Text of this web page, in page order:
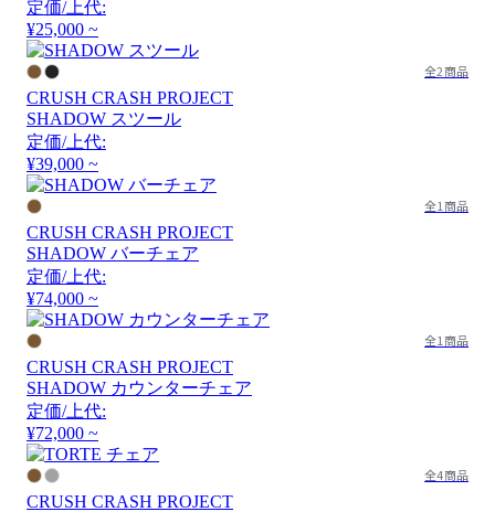
定価/上代:
¥25,000 ~
全2商品
CRUSH CRASH PROJECT
SHADOW スツール
定価/上代:
¥39,000 ~
全1商品
CRUSH CRASH PROJECT
SHADOW バーチェア
定価/上代:
¥74,000 ~
全1商品
CRUSH CRASH PROJECT
SHADOW カウンターチェア
定価/上代:
¥72,000 ~
全4商品
CRUSH CRASH PROJECT